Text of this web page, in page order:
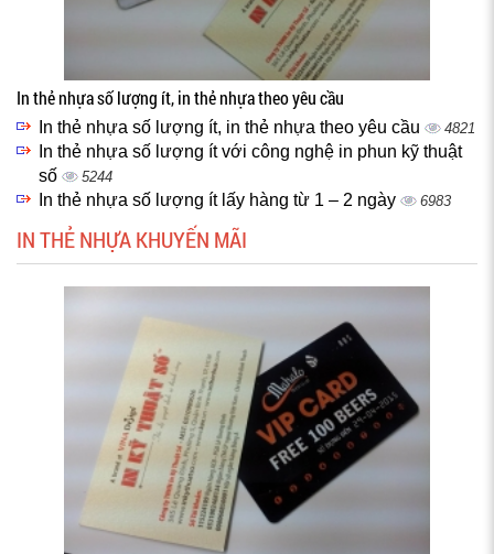
In thẻ nhựa số lượng ít, in thẻ nhựa theo yêu cầu
In thẻ nhựa số lượng ít, in thẻ nhựa theo yêu cầu 4821
In thẻ nhựa số lượng ít với công nghệ in phun kỹ thuật
số
5244
In thẻ nhựa số lượng ít lấy hàng từ 1 – 2 ngày 6983
IN THẺ NHỰA KHUYẾN MÃI